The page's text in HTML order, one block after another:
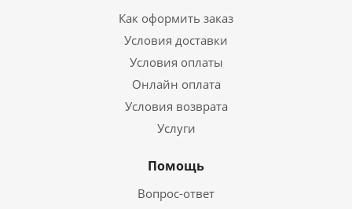
Как оформить заказ
Условия доставки
Условия оплаты
Онлайн оплата
Условия возврата
Услуги
Помощь
Вопрос-ответ